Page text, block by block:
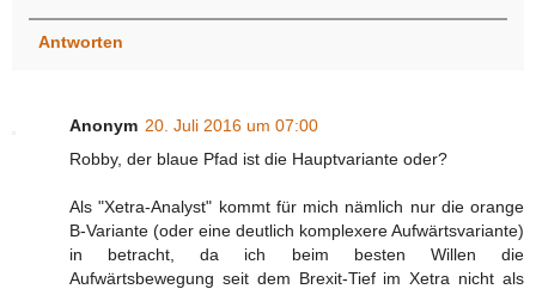
Antworten
Anonym 20. Juli 2016 um 07:00
Robby, der blaue Pfad ist die Hauptvariante oder?
Als "Xetra-Analyst" kommt für mich nämlich nur die orange
B-Variante (oder eine deutlich komplexere Aufwärtsvariante)
in betracht, da ich beim besten Willen die
Aufwärtsbewegung seit dem Brexit-Tief im Xetra nicht als